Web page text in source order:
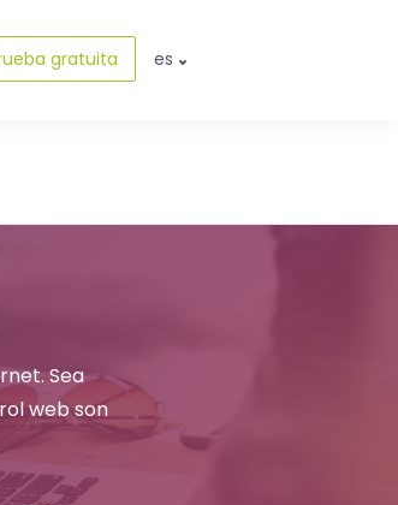
gratuita es
Sea
web son